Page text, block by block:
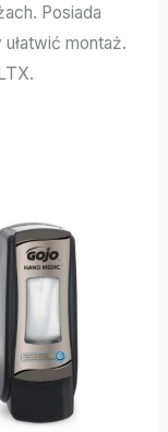
Posiada
montaż.